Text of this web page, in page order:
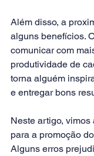
Além disso, a
alguns benefícios.
comunicar com
produtividade de
torna alguém
e entregar bons
Neste artigo,
para a promoção do
Alguns erros